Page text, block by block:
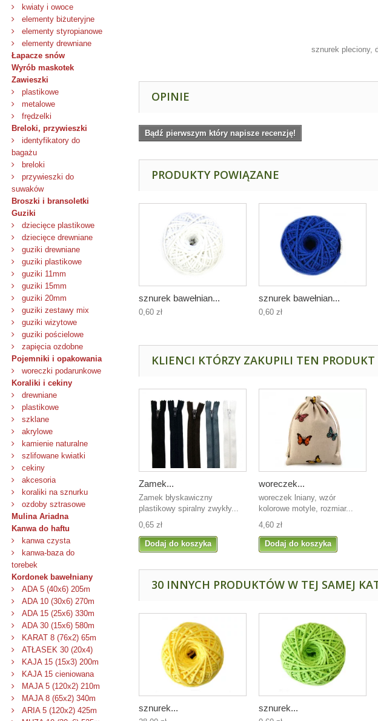
kwiaty i owoce
elementy biżuteryjne
elementy styropianowe
elementy drewniane
Łapacze snów
Wyrób maskotek
Zawieszki
plastikowe
metalowe
frędzelki
Breloki, przywieszki
identyfikatory do
bagażu
breloki
przywieszki do
suwaków
Broszki i bransoletki
Guziki
dziecięce plastikowe
dziecięce drewniane
guziki drewniane
guziki plastikowe
guziki 11mm
guziki 15mm
guziki 20mm
guziki zestawy mix
guziki wizytowe
guziki pościelowe
zapięcia ozdobne
Pojemniki i opakowania
woreczki podarunkowe
Koraliki i cekiny
drewniane
plastikowe
szklane
akrylowe
kamienie naturalne
szlifowane kwiatki
cekiny
akcesoria
koraliki na sznurku
ozdoby sztrasowe
Mulina Ariadna
Kanwa do haftu
kanwa czysta
kanwa-baza do
torebek
Kordonek bawełniany
ADA 5 (40x6) 205m
ADA 10 (30x6) 270m
ADA 15 (25x6) 330m
ADA 30 (15x6) 580m
KARAT 8 (76x2) 65m
ATŁASEK 30 (20x4)
KAJA 15 (15x3) 200m
KAJA 15 cieniowana
MAJA 5 (120x2) 210m
MAJA 8 (65x2) 340m
ARIA 5 (120x2) 425m
sznurek pleciony,
OPINIE
Bądź pierwszym który napisze recenzję!
PRODUKTY POWIĄZANE
sznurek bawełnian...
0,60 zł
sznurek bawełnian...
0,60 zł
KLIENCI KTÓRZY ZAKUPILI TEN
Zamek...
Zamek błyskawiczny
plastikowy spiralny zwykły...
0,65 zł
Dodaj do koszyka
woreczek...
woreczek lniany, wzór
kolorowe motyle, rozmiar...
4,60 zł
Dodaj do koszyka
30 INNYCH PRODUKTÓW W TEJ SAMEJ
sznurek... sznurek...